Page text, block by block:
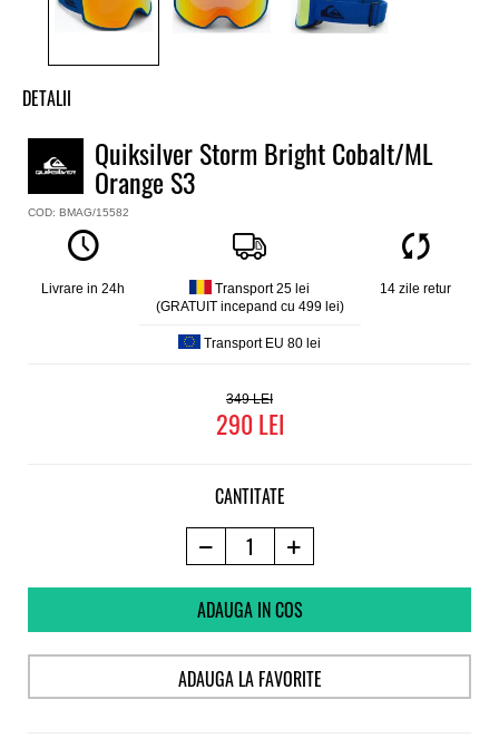
DETALII
Quiksilver Storm Bright Cobalt/ML
Orange S3
COD: BMAG/15582
Livrare in 24h
Transport 25 lei
(GRATUIT incepand cu 499 lei)
Transport EU 80 lei
14 zile retur
349
290
CANTITATE
ADAUGA IN COS
ADAUGA LA FAVORITE